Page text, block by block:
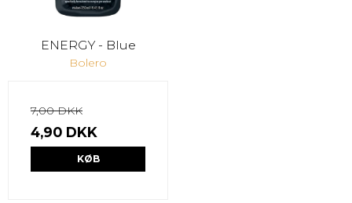
ENERGY - Blue
Bolero
7,00 DKK
4,90 DKK
KØB